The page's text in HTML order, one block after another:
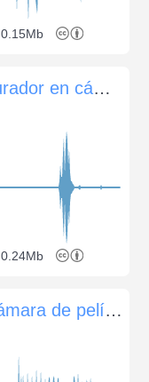
0.15Mb
Bobinado de película y obturador en cámara Minolta XG
0.24Mb
Ráfaga de disparos en la cámara de película SLR Nikon F4